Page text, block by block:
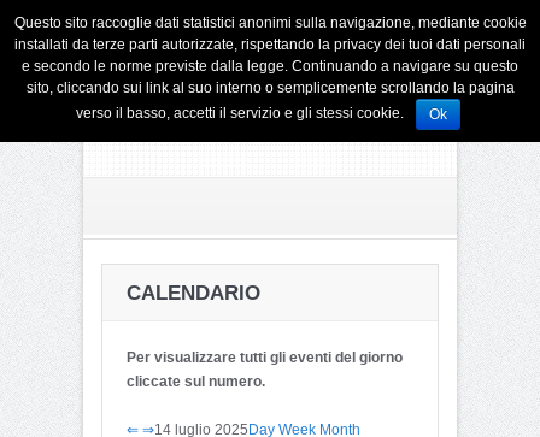
CALENDARIO
Per visualizzare tutti gli eventi del giorno
cliccate sul numero.
⇐ ⇒14 luglio 2025Day Week Month
Questo sito raccoglie dati statistici anonimi sulla navigazione, mediante cookie
installati da terze parti autorizzate, rispettando la privacy dei tuoi dati personali
e secondo le norme previste dalla legge. Continuando a navigare su questo
sito, cliccando sui link al suo interno o semplicemente scrollando la pagina
verso il basso, accetti il servizio e gli stessi cookie.
Ok